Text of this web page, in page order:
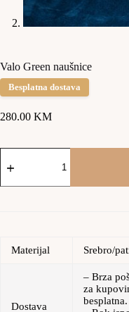
Valo Green naušnice
Besplatna dostava
280.00 KM
Materijal Srebro/
Dostava
– Brza
za
besplatna.